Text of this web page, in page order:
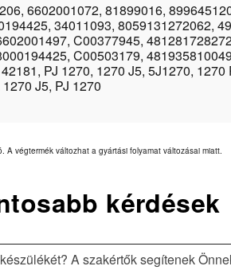
6602001072, 81899016,
34011093, 8059131272062,
C00377945,
C00503179,
PJ 1270, 1270 J5, 5J1270, 1270
J5, PJ 1270
A végtermék változhat a gyártási folyamat változásai miatt.
kérdések
A szakértők segítenek